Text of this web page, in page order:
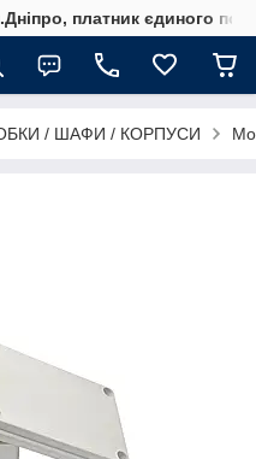
платник єдиного
/ ШАФИ / КОРПУСИ